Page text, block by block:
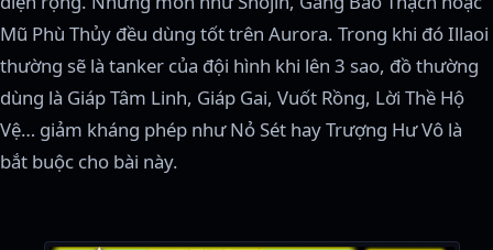
Mũ Phù Thủy đều dùng tốt trên Aurora. Trong khi đó Illaoi
thường sẽ là tanker của đội hình khi lên 3 sao, đồ thường
dùng là Giáp Tâm Linh, Giáp Gai, Vuốt Rồng, Lời Thề Hộ
Vệ… giảm kháng phép như Nỏ Sét hay Trượng Hư Vô là
bắt buộc cho bài này.